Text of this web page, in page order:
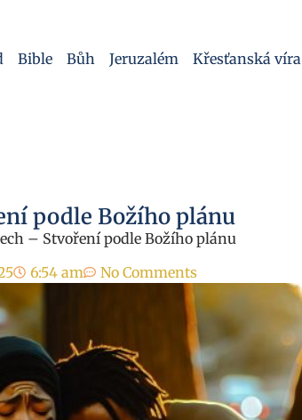
Bible Bůh Jeruzalém Křesťanská víra
podle Božího plánu
– Stvoření podle Božího plánu
6:54 am No Comments